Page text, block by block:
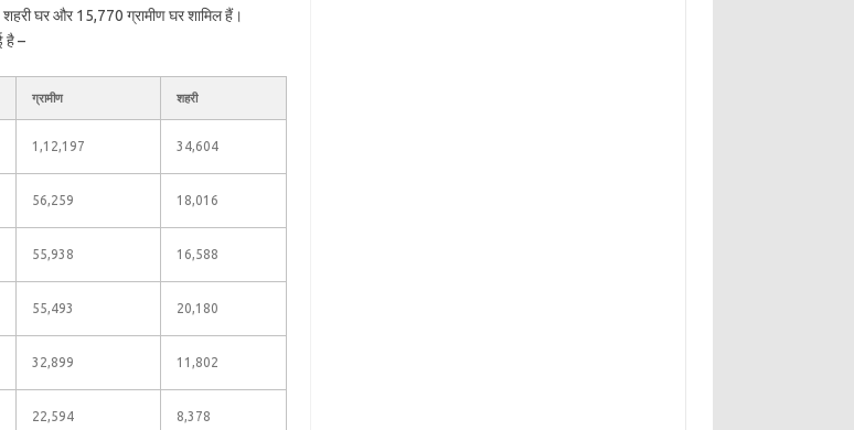
घर और 15,770 ग्रामीण घर शामिल हैं।
है –
ग्रामीण शहरी
1,12,197 34,604
56,259 18,016
55,938 16,588
55,493 20,180
32,899 11,802
22,594 8,378